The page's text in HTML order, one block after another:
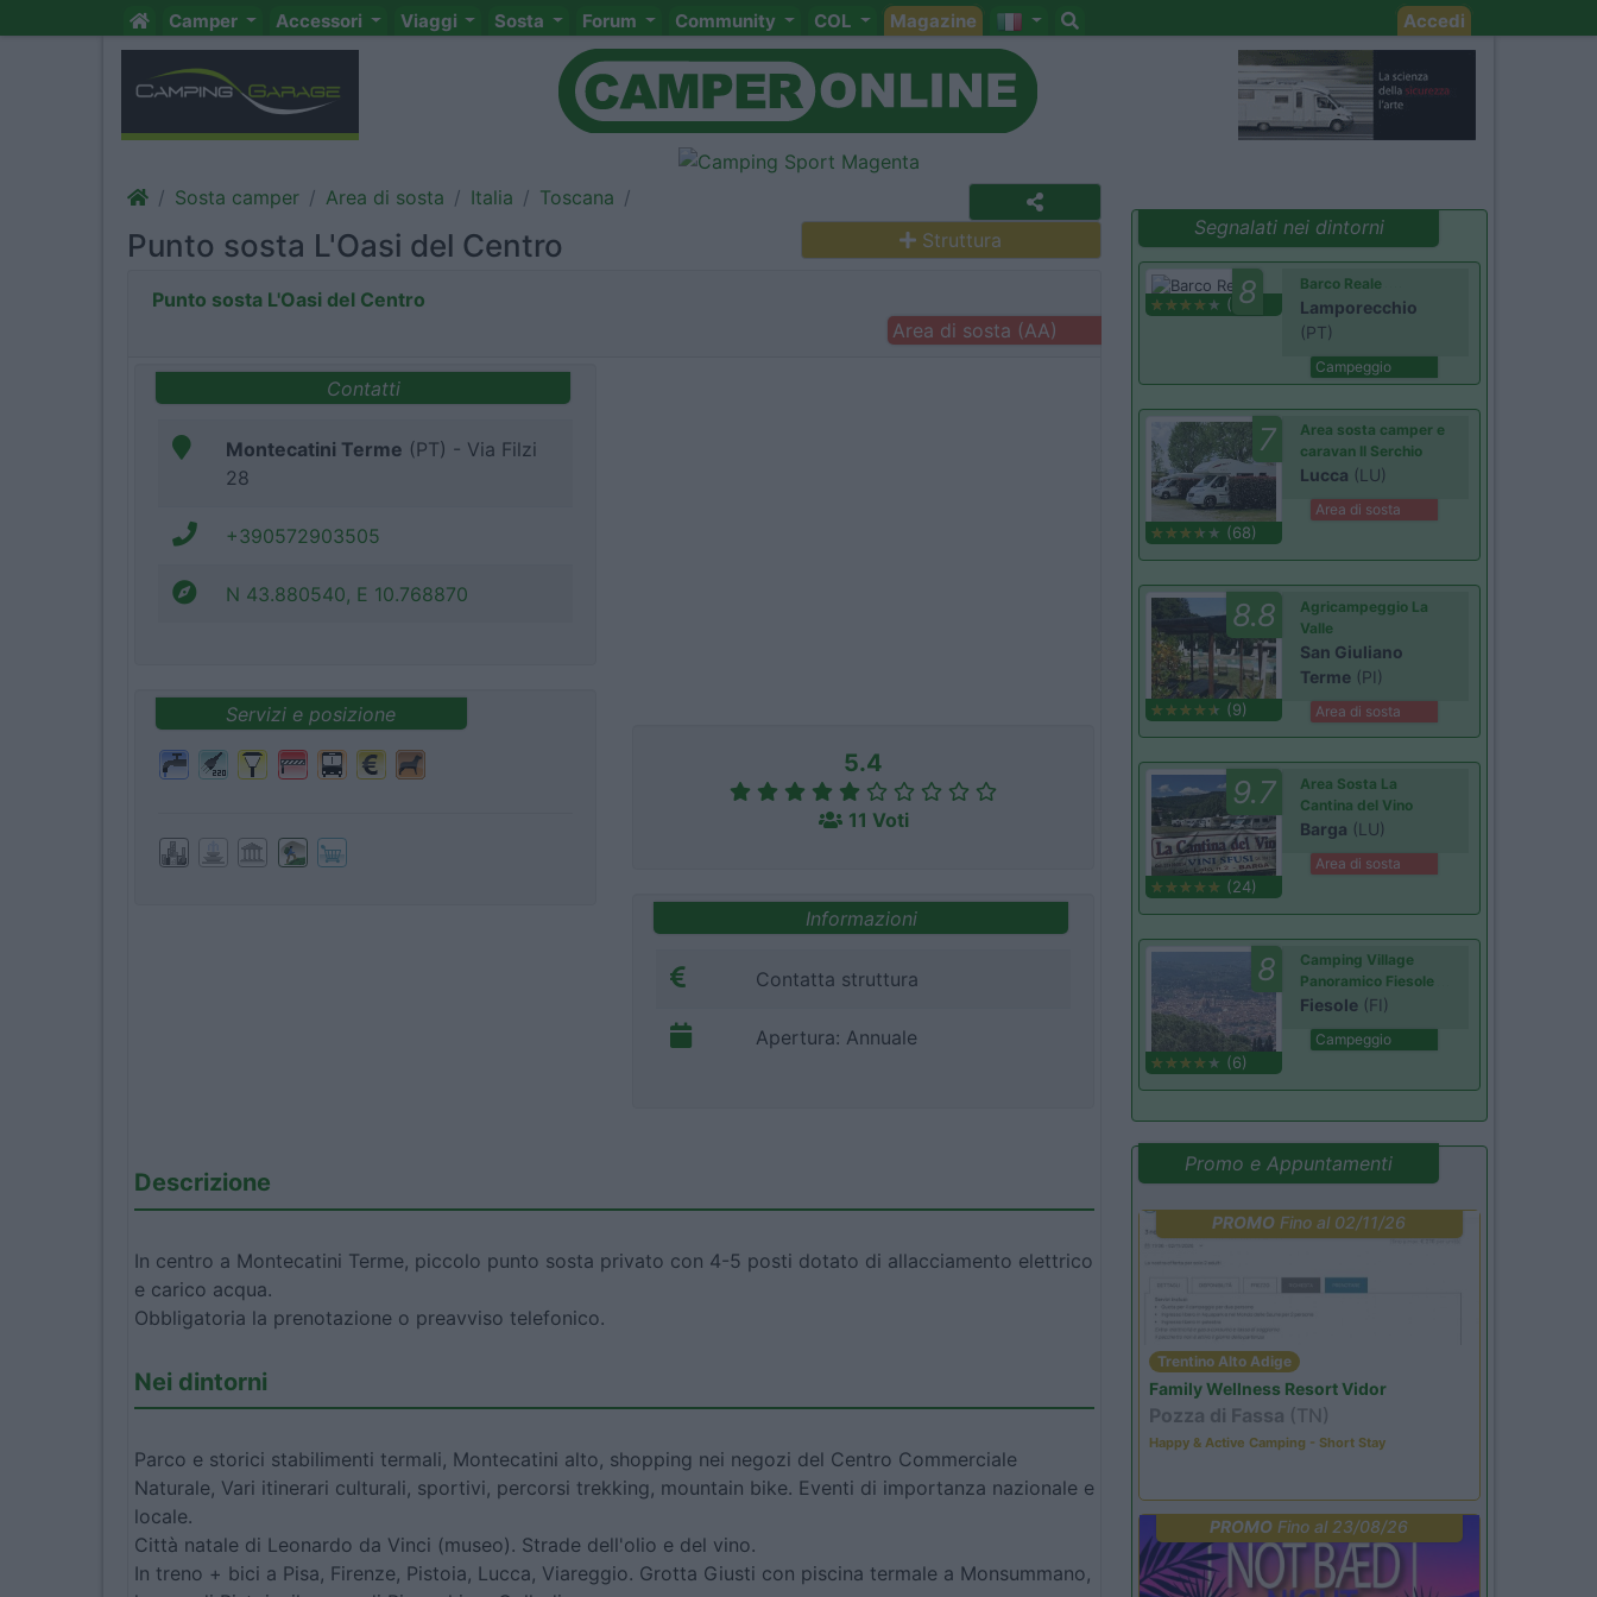
Camper Accessori Viaggi Sosta Forum Community COL Magazine Accedi
Sosta camper Area di sosta Italia Toscana
Punto sosta L'Oasi del Centro Struttura
Punto sosta L'Oasi del Centro
Area di sosta (AA)
Contatti
Montecatini Terme (PT) - Via Filzi
28
+390572903505
N 43.880540, E 10.768870
Servizi e posizione
5.4
11 Voti
Informazioni
Contatta struttura
Apertura: Annuale
Descrizione
In centro a Montecatini Terme, piccolo punto sosta privato con 4-5 posti dotato di allacciamento elettrico
e carico acqua.
Obbligatoria la prenotazione o preavviso telefonico.
Nei dintorni
Parco e storici stabilimenti termali, Montecatini alto, shopping nei negozi del Centro Commerciale
Naturale, Vari itinerari culturali, sportivi, percorsi trekking, mountain bike. Eventi di importanza nazionale e
locale.
Città natale di Leonardo da Vinci (museo). Strade dell'olio e del vino.
In treno + bici a Pisa, Firenze, Pistoia, Lucca, Viareggio. Grotta Giusti con piscina termale a Monsummano,
Segnalati nei dintorni
8
(1)
Barco Reale
Lamporecchio
(PT)
Campeggio
7
(68)
Area sosta camper e
caravan Il Serchio
Lucca (LU)
Area di sosta
8.8
(9)
Agricampeggio La
Valle
San Giuliano
Terme (PI)
Area di sosta
9.7
(24)
Area Sosta La
Cantina del Vino
Barga (LU)
Area di sosta
8
(6)
Camping Village
Panoramico Fiesole
Fiesole (FI)
Campeggio
Promo e Appuntamenti
PROMO Fino al 02/11/26
Trentino Alto Adige
Family Wellness Resort Vidor
Pozza di Fassa (TN)
Happy & Active Camping - Short Stay
PROMO Fino al 23/08/26